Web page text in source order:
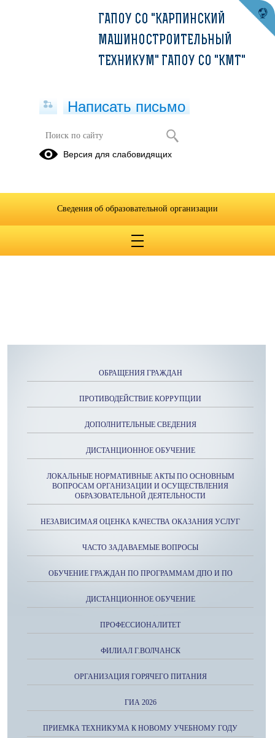
Школа ведущего
Урок 7,8,9
ОБРАЩЕНИЯ ГРАЖДАН
ПРОТИВОДЕЙСТВИЕ КОРРУПЦИИ
ДОПОЛНИТЕЛЬНЫЕ СВЕДЕНИЯ
ДИСТАНЦИОННОЕ ОБУЧЕНИЕ
ЛОКАЛЬНЫЕ НОРМАТИВНЫЕ АКТЫ ПО ОСНОВНЫМ
ВОПРОСАМ ОРГАНИЗАЦИИ И ОСУЩЕСТВЛЕНИЯ
ОБРАЗОВАТЕЛЬНОЙ ДЕЯТЕЛЬНОСТИ
НЕЗАВИСИМАЯ ОЦЕНКА КАЧЕСТВА ОКАЗАНИЯ УСЛУГ
ЧАСТО ЗАДАВАЕМЫЕ ВОПРОСЫ
ОБУЧЕНИЕ ГРАЖДАН ПО ПРОГРАММАМ ДПО И ПО
ДИСТАНЦИОННОЕ ОБУЧЕНИЕ
ПРОФЕССИОНАЛИТЕТ
ФИЛИАЛ Г.ВОЛЧАНСК
ОРГАНИЗАЦИЯ ГОРЯЧЕГО ПИТАНИЯ
ГИА 2026
ПРИЕМКА ТЕХНИКУМА К НОВОМУ УЧЕБНОМУ ГОДУ
ГАПОУ СО "КАРПИНСКИЙ
МАШИНОСТРОИТЕЛЬНЫЙ
ТЕХНИКУМ" ГАПОУ СО "КМТ"
Написать письмо
Версия для слабовидящих
Сведения об образовательной организации